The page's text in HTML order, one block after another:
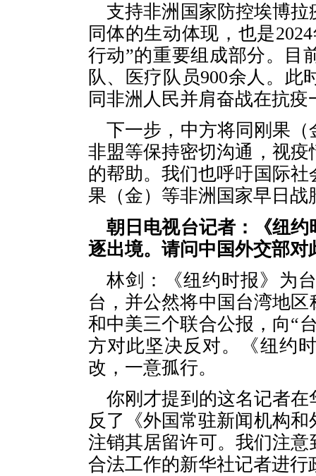
支持非洲国家防控埃博
同体的生动体现，也是
行动”的重要组成部分。目
队、医疗队员900余人。此
同非洲人民并肩奋战在抗疫
下一步，中方将同刚果
非盟等保持密切沟通，视
的帮助。我们也呼吁国际
果（金）等非洲国家早日战
朝日电视台记者：《纽
逐出境。请问中国外交部对
林剑：《纽约时报》为
台，并公然将中国台湾地
和中美三个联合公报，向“
方对此坚决反对。《纽约
改，一意孤行。
你刚才提到的这名记者
反了《外国常驻新闻机构
注销其居留许可。我们注
合法工作的新华社记者进